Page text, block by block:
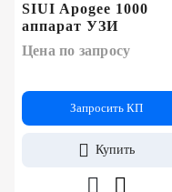
SIUI Apogee 1000
аппарат УЗИ
Цена по запросу
Запросить КП
Купить